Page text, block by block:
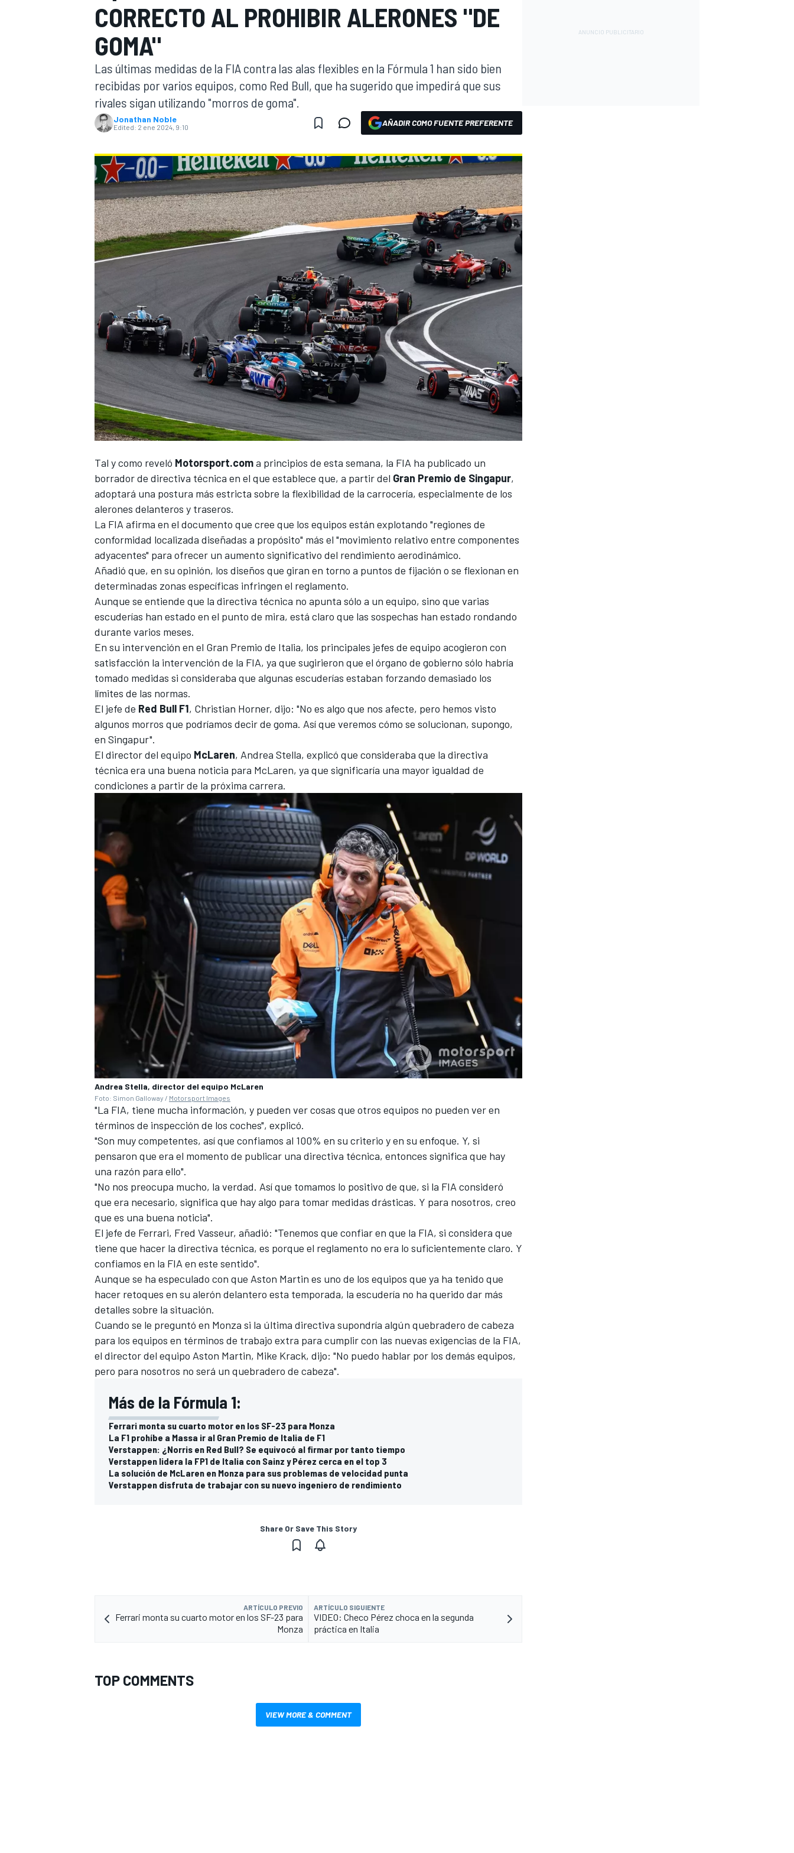
FÓRMULA E MOTO
NASCARINDYCARSPORTSCAR
MÁS
CORRECTO AL PROHIBIR ALERONES "DE
GOMA"
Las últimas medidas de la FIA contra las alas flexibles en la Fórmula 1 han sido bien
recibidas por varios equipos, como Red Bull, que ha sugerido que impedirá que sus
rivales sigan utilizando "morros de goma".
Jonathan Noble
Edited: 2 ene 2024, 9:10 AÑADIR COMO FUENTE PREFERENTE
Tal y como reveló Motorsport.coma principios de esta semana, la FIA ha publicado un
borrador de directiva técnica en el que establece que, a partir del Gran Premio de Singapur,
adoptará una postura más estricta sobre la flexibilidad de la carrocería, especialmente de los
alerones delanteros y traseros.
La FIA afirma en el documento que cree que los equipos están explotando "regiones de
conformidad localizada diseñadas a propósito" más el "movimiento relativo entre componentes
adyacentes" para ofrecer un aumento significativo del rendimiento aerodinámico.
Añadió que, en su opinión, los diseños que giran en torno a puntos de fijación o se flexionan en
determinadas zonas específicas infringen el reglamento.
Aunque se entiende que la directiva técnica no apunta sólo a un equipo, sino que varias
escuderías han estado en el punto de mira, está claro que las sospechas han estado rondando
durante varios meses.
En su intervención en el Gran Premio de Italia, los principales jefes de equipo acogieron con
satisfacción la intervención de la FIA, ya que sugirieron que el órgano de gobierno sólo habría
tomado medidas si consideraba que algunas escuderías estaban forzando demasiado los
límites de las normas.
El jefe de Red Bull F1, Christian Horner, dijo: "No es algo que nos afecte, pero hemos visto
algunos morros que podríamos decir de goma. Así que veremos cómo se solucionan, supongo,
en Singapur".
El director del equipo McLaren, Andrea Stella, explicó que consideraba que la directiva
técnica era una buena noticia para McLaren, ya que significaría una mayor igualdad de
condiciones a partir de la próxima carrera.
Andrea Stella, director del equipo McLaren
Foto: Simon Galloway / Motorsport Images
"La FIA, tiene mucha información, y pueden ver cosas que otros equipos no pueden ver en
términos de inspección de los coches", explicó.
"Son muy competentes, así que confiamos al 100% en su criterio y en su enfoque. Y, si
pensaron que era el momento de publicar una directiva técnica, entonces significa que hay
una razón para ello".
"No nos preocupa mucho, la verdad. Así que tomamos lo positivo de que, si la FIA consideró
que era necesario, significa que hay algo para tomar medidas drásticas. Y para nosotros, creo
que es una buena noticia".
El jefe de Ferrari, Fred Vasseur, añadió: "Tenemos que confiar en que la FIA, si considera que
tiene que hacer la directiva técnica, es porque el reglamento no era lo suficientemente claro. Y
confiamos en la FIA en este sentido".
Aunque se ha especulado con que Aston Martin es uno de los equipos que ya ha tenido que
hacer retoques en su alerón delantero esta temporada, la escudería no ha querido dar más
detalles sobre la situación.
Cuando se le preguntó en Monza si la última directiva supondría algún quebradero de cabeza
para los equipos en términos de trabajo extra para cumplir con las nuevas exigencias de la FIA,
el director del equipo Aston Martin, Mike Krack, dijo: "No puedo hablar por los demás equipos,
pero para nosotros no será un quebradero de cabeza".
Más de la Fórmula 1:
Ferrari monta su cuarto motor en los SF-23 para Monza
La F1 prohíbe a Massa ir al Gran Premio de Italia de F1
Verstappen: ¿Norris en Red Bull? Se equivocó al firmar por tanto tiempo
Verstappen lidera la FP1 de Italia con Sainz y Pérez cerca en el top 3
La solución de McLaren en Monza para sus problemas de velocidad punta
Verstappen disfruta de trabajar con su nuevo ingeniero de rendimiento
Share Or Save This Story
ARTÍCULO PREVIO
Ferrari monta su cuarto motor en los SF-23 para
Monza
ARTÍCULO SIGUIENTE
VIDEO: Checo Pérez choca en la segunda
práctica en Italia
TOP COMMENTS
VIEW MORE & COMMENT